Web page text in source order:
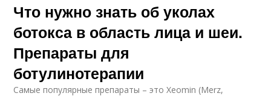
Что нужно знать об уколах
ботокса в область лица и шеи.
Препараты для
ботулинотерапии
Самые популярные препараты – это Xeomin (Merz,